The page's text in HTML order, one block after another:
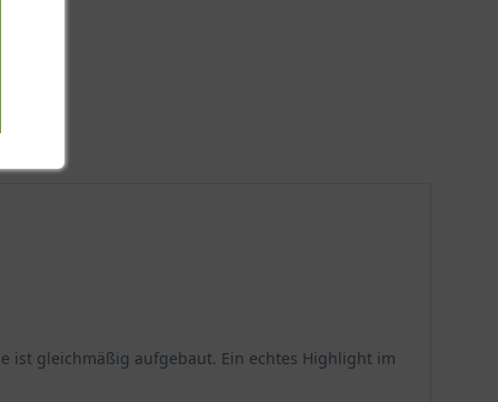
ist gleichmäßig aufgebaut. Ein echtes Highlight im